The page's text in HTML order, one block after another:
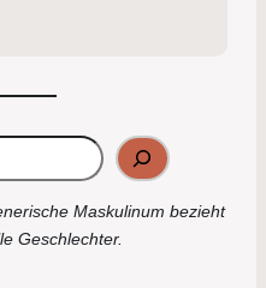
Maskulinum bezieht
Geschlechter.